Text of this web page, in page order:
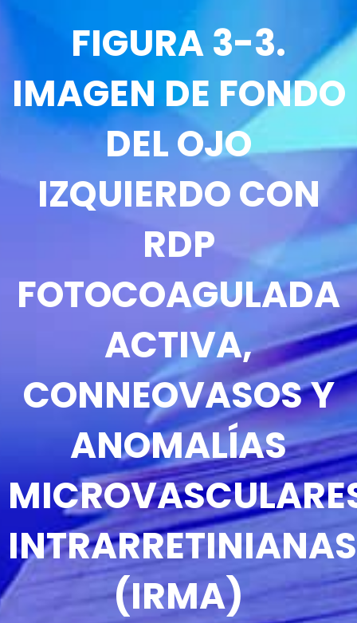
FIGURA 3-3.
IMAGEN DE FONDO
DEL OJO
IZQUIERDO CON
RDP
FOTOCOAGULADA
ACTIVA,
CONNEOVASOS Y
ANOMALÍAS
INTRARRETINIANAS
(IRMA)